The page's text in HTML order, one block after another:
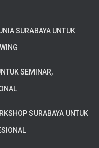
SURABAYA UNTUK
SEMINAR,
SURABAYA UNTUK